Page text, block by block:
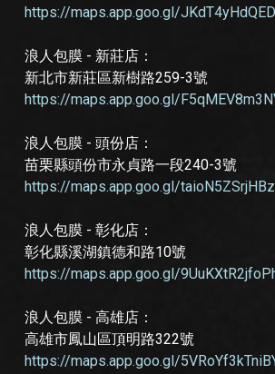
https://maps.app.goo.gl/
浪人包膜 - 新莊店：
新北市新莊區新樹路259-3號
https://maps.app.goo.gl/
浪人包膜 - 頭份店：
苗栗縣頭份市永貞路一段240-3號
https://maps.app.goo.gl/
浪人包膜 - 彰化店：
彰化縣溪湖鎮德和路10號
https://maps.app.goo.gl/
浪人包膜 - 高雄店：
高雄市鳳山區頂明路322號
https://maps.app.goo.gl/